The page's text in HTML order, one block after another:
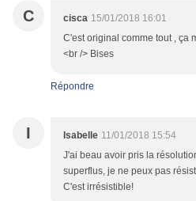
C cisca 15/01/2018 16:01
C'est original comme tout , ça
<br /> Bises
Répondre
I Isabelle 11/01/2018 15:54
J'ai beau avoir pris la
superflus, je ne peux pas
C'est irrésistible!